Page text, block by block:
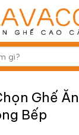
Ghế
Bếp